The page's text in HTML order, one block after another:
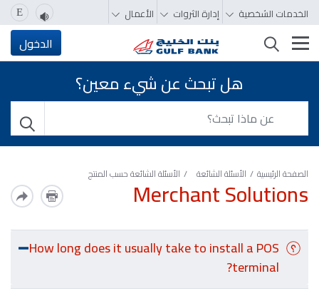
الخدمات الشخصية إدارة الثروات الأعمال E
تغيير التصفّح الدخول
هل تبحث عن شيء معين؟
الصفحة الرئيسية الأسئلة الشائعة الأسئلة الشائعة حسب المنتج
Merchant Solutions
How long does it usually take to install a POS
terminal?